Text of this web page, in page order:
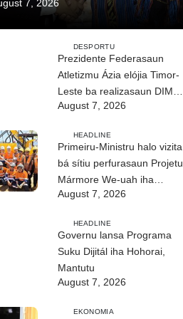
7, 2026
DESPORTU
Prezidente Federasaun
Atletizmu Ázia elójia Timor-
Leste ba realizasaun DIM
2026
August 7, 2026
HEADLINE
Primeiru-Ministru halo vizita
bá sítiu perfurasaun Projetu
Mármore We-uah iha
Ilimanu
August 7, 2026
HEADLINE
Governu lansa Programa
Suku Dijitál iha Hohorai,
Mantutu
August 7, 2026
EKONOMIA